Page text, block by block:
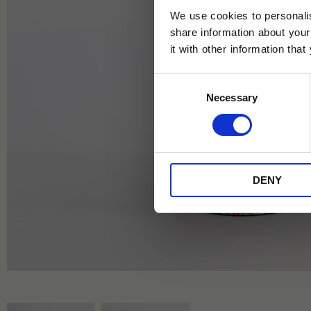
We use cookies to
share information about
it with other information that
Necessary
DENY
Jag samtycker till Tehuset Javas
* Rabatten gäller endast online på
på ordinarie priser och kan ej